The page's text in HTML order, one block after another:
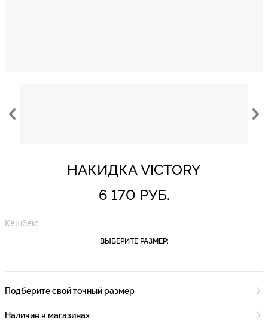
НАКИДКА VICTORY
6 170 РУБ.
Кешбек:
ВЫБЕРИТЕ РАЗМЕР:
Подберите свой точный размер
Наличие в магазинах